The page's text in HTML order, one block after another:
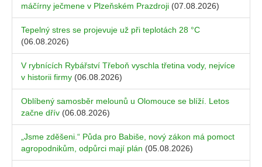
máčírny ječmene v Plzeňském Prazdroji (07.08.2026)
Tepelný stres se projevuje už při teplotách 28 °C
(06.08.2026)
V rybnících Rybářství Třeboň vyschla třetina vody, nejvíce
v historii firmy (06.08.2026)
Oblíbený samosběr melounů u Olomouce se blíží. Letos
začne dřív (06.08.2026)
„Jsme zděšeni.“ Půda pro Babiše, nový zákon má pomoct
agropodnikům, odpůrci mají plán (05.08.2026)